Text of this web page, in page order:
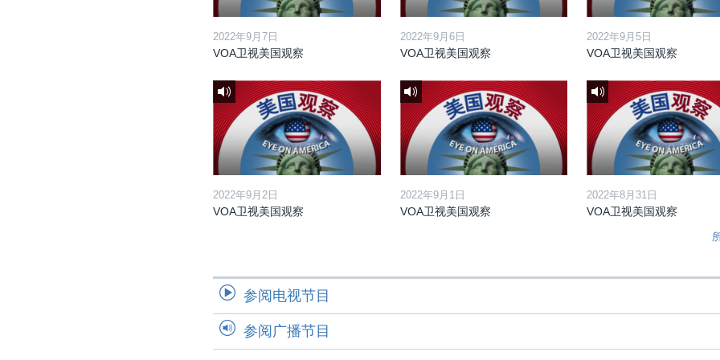
2022年9月7日
VOA卫视美国观察
2022年9月6日
VOA卫视美国观察
2022年9月5日
VOA卫视美国观察
2022年9月2日
VOA卫视美国观察
2022年9月1日
VOA卫视美国观察
2022年8月31日
VOA卫视美国观察
参阅电视节目
参阅广播节目